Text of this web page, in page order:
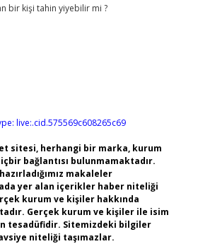
bir kişi tahin yiyebilir mi ?
live:.cid.575569c608265c69
sitesi, herhangi bir marka, kurum
bağlantısı bulunmamaktadır.
makaleler
yer alan içerikler haber niteliği
kurum ve kişiler hakkında
Gerçek kurum ve kişiler ile isim
tesadüfidir. Sitemizdeki bilgiler
niteliği taşımazlar.